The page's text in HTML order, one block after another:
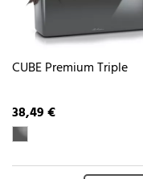
CUBE Premium Triple
38,49 €